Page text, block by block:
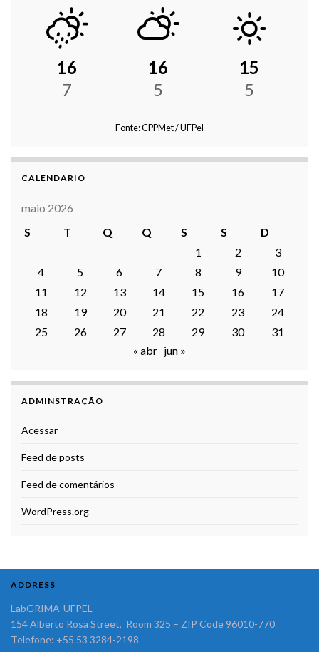
16
7
16
5
15
5
Fonte: CPPMet / UFPel
CALENDARIO
maio 2026
S
T Q Q S S
D
1
2
3
4
5 6 7 8 9
10
11
12 13 14 15 16
17
18
19 20 21 22 23
24
25
26 27 28 29 30
31
« abr jun »
ADMINSTRAÇÃO
Acessar
Feed de posts
Feed de comentários
WordPress.org
ADDRESS
LabGRIMA-UFPEL
154 Alberto Rosa Street, Room 325 – ZIP Code 96010-770
Telefone: +55 53 3284-2198